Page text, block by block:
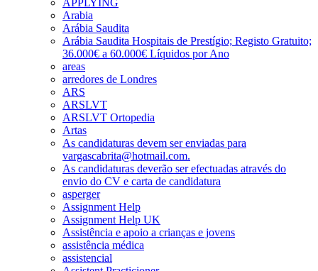
Arabia
Arábia Saudita
Arábia Saudita Hospitais de Prestígio; Registo Gratuito;
36.000€ a 60.000€ Líquidos por Ano
areas
arredores de Londres
ARS
ARSLVT
ARSLVT Ortopedia
Artas
As candidaturas devem ser enviadas para
vargascabrita@hotmail.com.
As candidaturas deverão ser efectuadas através do
envio do CV e carta de candidatura
asperger
Assignment Help
Assignment Help UK
Assistência e apoio a crianças e jovens
assistência médica
assistencial